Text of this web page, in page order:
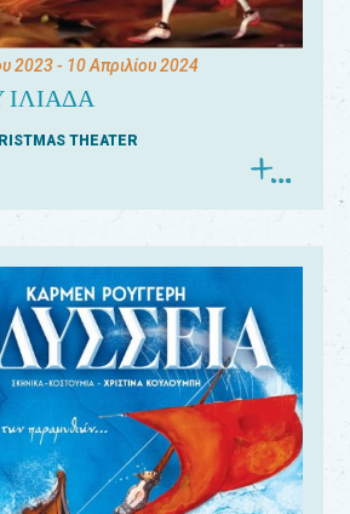
2023- 10 Απριλίου 2024
THEATER